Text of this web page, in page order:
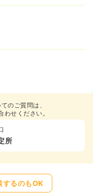
のご質問は、
せください。
所
するのもOK